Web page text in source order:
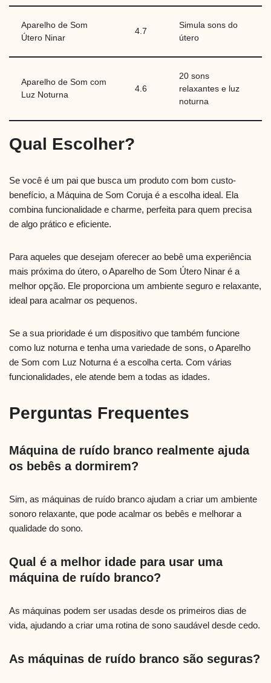
Aparelho de Som
Útero Ninar
4.7
Simula sons do
útero
Aparelho de Som com
Luz Noturna
4.6
20 sons
relaxantes e luz
noturna
Qual Escolher?
Se você é um pai que busca um produto com bom custo-
benefício, a Máquina de Som Coruja é a escolha ideal. Ela
combina funcionalidade e charme, perfeita para quem precisa
de algo prático e eficiente.
Para aqueles que desejam oferecer ao bebê uma experiência
mais próxima do útero, o Aparelho de Som Útero Ninar é a
melhor opção. Ele proporciona um ambiente seguro e relaxante,
ideal para acalmar os pequenos.
Se a sua prioridade é um dispositivo que também funcione
como luz noturna e tenha uma variedade de sons, o Aparelho
de Som com Luz Noturna é a escolha certa. Com várias
funcionalidades, ele atende bem a todas as idades.
Perguntas Frequentes
Máquina de ruído branco realmente ajuda
os bebês a dormirem?
Sim, as máquinas de ruído branco ajudam a criar um ambiente
sonoro relaxante, que pode acalmar os bebês e melhorar a
qualidade do sono.
Qual é a melhor idade para usar uma
máquina de ruído branco?
As máquinas podem ser usadas desde os primeiros dias de
vida, ajudando a criar uma rotina de sono saudável desde cedo.
As máquinas de ruído branco são seguras?